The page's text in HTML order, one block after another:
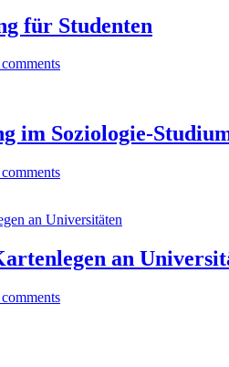
für Studenten
im Soziologie-
an